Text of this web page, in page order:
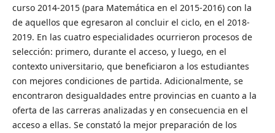
curso 2014-2015 (para Matemática en el 2015-2016) con la
de aquellos que egresaron al concluir el ciclo, en el 2018-
2019. En las cuatro especialidades ocurrieron procesos de
selección: primero, durante el acceso, y luego, en el
contexto universitario, que beneficiaron a los estudiantes
con mejores condiciones de partida. Adicionalmente, se
encontraron desigualdades entre provincias en cuanto a la
oferta de las carreras analizadas y en consecuencia en el
acceso a ellas. Se constató la mejor preparación de los